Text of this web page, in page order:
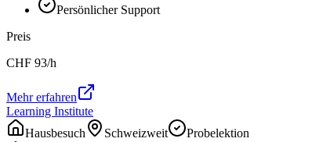
Persönlicher Support
Preis
CHF 93/h
Mehr erfahren
Learning Institute
Hausbesuch
Schweizweit Probelektion